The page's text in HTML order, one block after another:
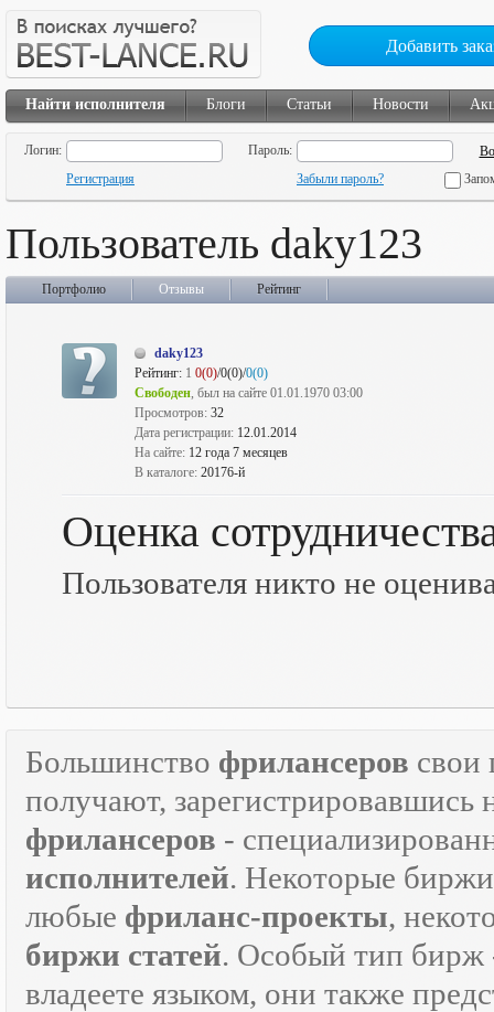
Добавить
Найти исполнителя Блоги Статьи Новости
Логин:
Пароль:
Регистрация
Забыли пароль?
Пользователь daky123
Портфолио Отзывы Рейтинг
daky123
Рейтинг: 1 0(0)/0(0)/0(0)
Свободен, был на сайте 01.01.1970 03:00
Просмотров: 32
Дата регистрации: 12.01.2014
На сайте: 12 года 7 месяцев
В каталоге: 20176-й
Оценка
Пользователя никто не
Большинство фрилансеров свои
получают, зарегистрировавшись
фрилансеров -
исполнителей. Некоторые
любые фриланс-проекты,
биржи статей. Особый тип бирж
владеете языком, они также